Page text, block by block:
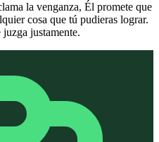
la venganza, Él promete que
cosa que tú pudieras lograr.
justamente.